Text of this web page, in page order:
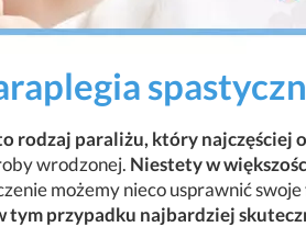
rodzaj paraliżu, który najczęściej
wrodzonej. Niestety w
możemy nieco usprawnić
tym przypadku najbardziej